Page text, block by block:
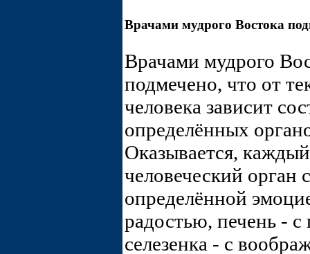
Врачами мудрого Востока
Врачами мудрого
подмечено, что от
человека зависит
определённых
Оказывается,
человеческий орган
определённой
радостью, печень - с
селезенка - с